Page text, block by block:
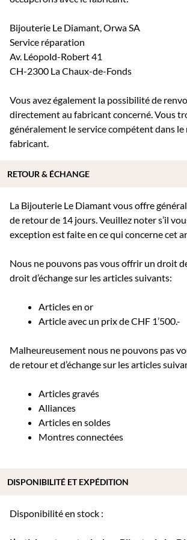
Bijouterie Le Diamant, Orwa SA
Service réparation
Av. Léopold-Robert 41
CH-2300 La Chaux-de-Fonds
Vous avez également la possibilité de
directement au fabricant concerné. Vous
généralement le service compétent dans le
fabricant.
La Bijouterie Le Diamant vous offre
de retour de 14 jours. Veuillez noter s’il
exception est faite en ce qui concerne cet
Nous ne pouvons pas vous offrir un droit
droit d’échange sur les articles suivants:
Articles en or
Article avec un prix de CHF 1’500.-
Malheureusement nous ne pouvons pas
de retour et d’échange sur les articles
Articles gravés
Alliances
Articles en soldes
Montres connectées
Disponibilité en stock :
RETOUR & ÉCHANGE
DISPONIBILITÉ ET EXPÉDITION